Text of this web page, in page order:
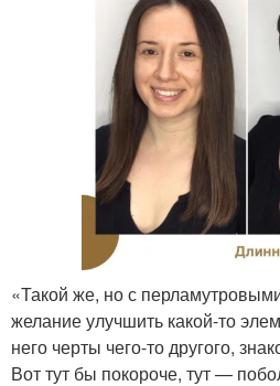
«Такой же, но с
желание улучшить какой-то
него черты чего-то другого,
Вот тут бы покороче, тут —